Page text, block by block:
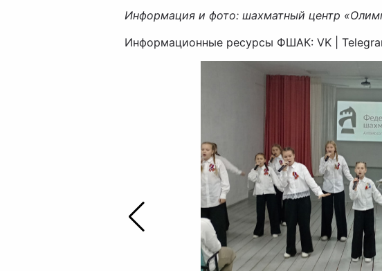
Информация и фото: шахматный центр
Информационные ресурсы ФШАК: VK |